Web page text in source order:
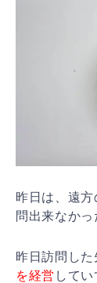
昨日は、遠
問出来なかっ
昨日訪問した
を経営 してい